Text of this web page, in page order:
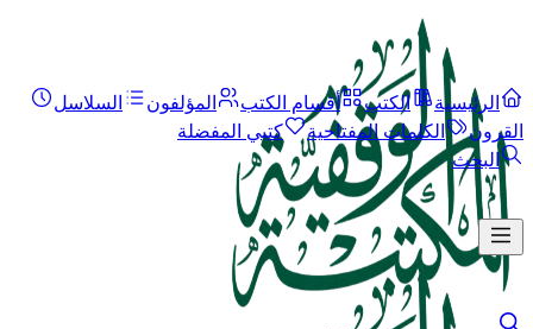
الرئيسية الكتب أقسام الكتب المؤلفون
السلاسل
القرون
الكلمات المفتاحية
كتبي المفضلة
البحث